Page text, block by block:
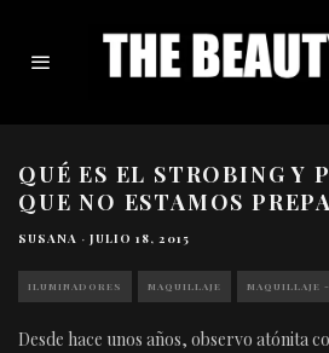
QUÉ ES EL STROBING Y
QUE NO ESTAMOS
SUSANA · JULIO 18, 2015
ILUMINADORES MAQUILLAJE MAQUILLAJE
Desde hace unos años, observo atónita